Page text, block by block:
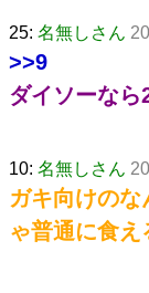
25: 名無しさん
>>9
ダイソーなら
10: 名無しさん
ガキ向けの
ゃ普通に食え